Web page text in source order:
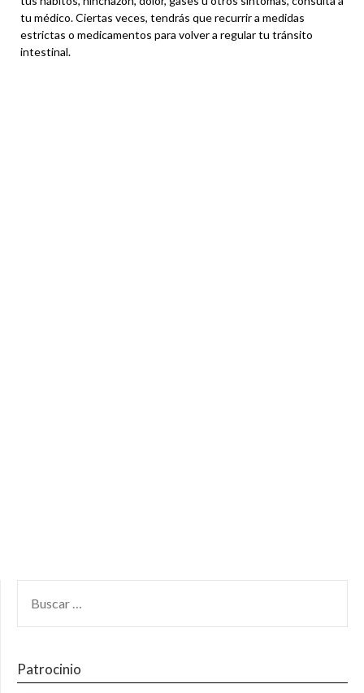
tu médico. Ciertas veces, tendrás que recurrir a medidas
estrictas o medicamentos para volver a regular tu tránsito
intestinal.
Patrocinio